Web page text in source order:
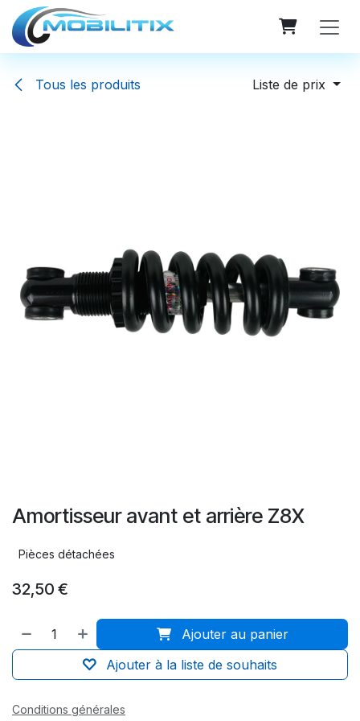
Se rendre au contenu
Tous les produits Liste de prix
Amortisseur avant et arrière Z8X
Pièces détachées
32,50 €
Ajouter au panier
Ajouter à la liste de souhaits
Conditions générales